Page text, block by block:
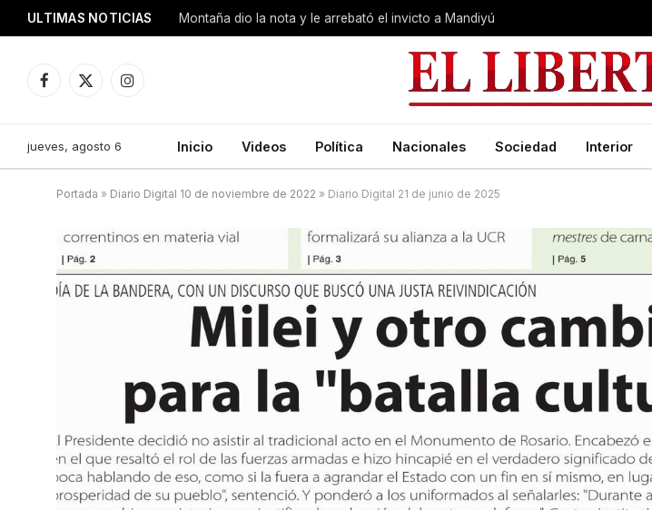
ULTIMAS NOTICIAS Montaña dio la nota y le arrebató el invicto a Mandiyú
Facebook
X
Instagram
jueves, agosto 6 Inicio Videos Política Nacionales Sociedad Interior
Portada » Diario Digital 10 de noviembre de 2022 » Diario Digital 21 de junio de 2025